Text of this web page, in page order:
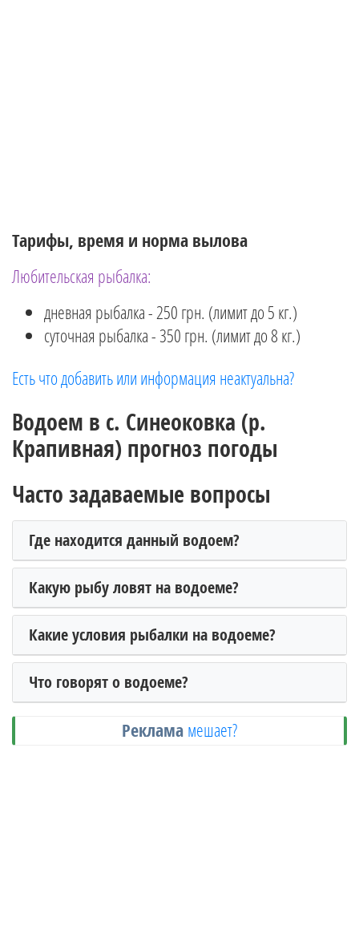
Тарифы, время и норма вылова
Любительская рыбалка:
дневная рыбалка - 250 грн. (лимит до 5 кг.)
суточная рыбалка - 350 грн. (лимит до 8 кг.)
Есть что добавить или информация неактуальна?
Водоем в с. Синеоковка (р.
Крапивная) прогноз погоды
Часто задаваемые вопросы
Где находится данный водоем?
Какую рыбу ловят на водоеме?
Какие условия рыбалки на водоеме?
Что говорят о водоеме?
Рекламамешает?